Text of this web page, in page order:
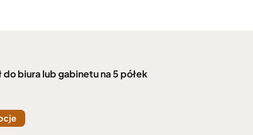
do biura lub gabinetu na 5 półek